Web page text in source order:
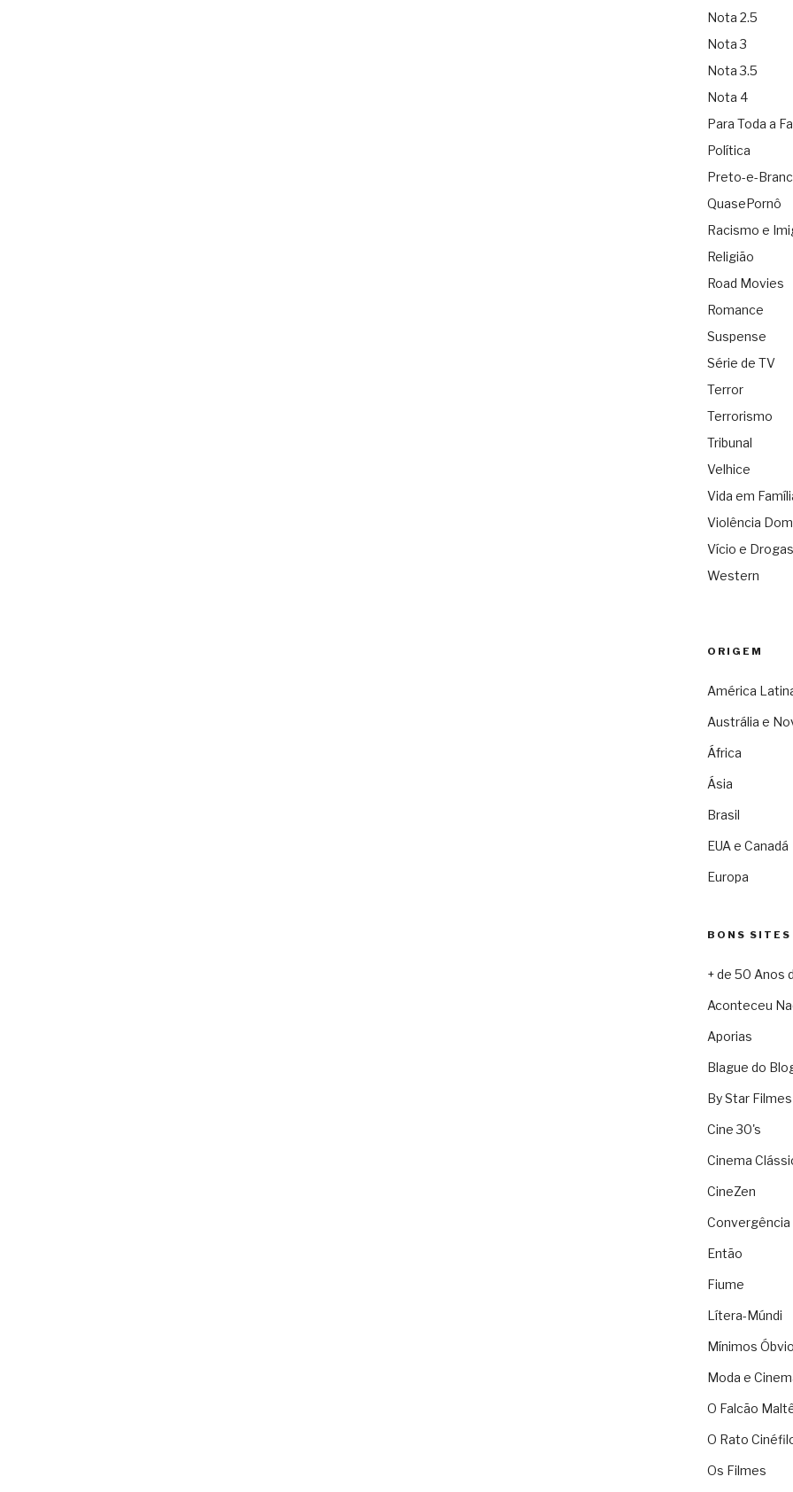
Nota 2.5
Nota 3
Nota 3.5
Nota 4
Para Toda a
Política
Preto-e-
QuasePornô
Racismo e
Religião
Road Movies
Romance
Suspense
Série de TV
Terror
Terrorismo
Tribunal
Velhice
Vida em
Violência
Vício e Drogas
Western
ORIGEM
América
Austrália e
África
Ásia
Brasil
EUA e Canadá
Europa
BONS SITES
+ de 50 Anos
Aconteceu
Aporias
Blague do
By Star Filmes
Cine 30's
Cinema
CineZen
Convergência
Então
Fiume
Lítera-Múndi
Mínimos
Moda e
O Falcão
O Rato
Os Filmes